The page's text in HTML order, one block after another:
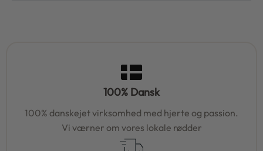
100% Dansk
100% danskejet virksomhed med hjerte og passion.
Vi værner om vores lokale rødder